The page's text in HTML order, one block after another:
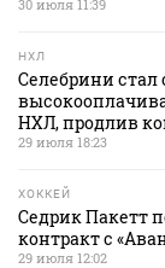
30 июля 11:39
НХЛ
Селебрини
НХЛ, продлив
29 июля 18:23
ХОККЕЙ
Седрик Пакетт
контракт с
29 июля 12:02